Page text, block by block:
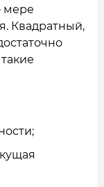
мере
Квадратный,